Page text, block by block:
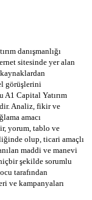
danışmanlığı
sitesinde yer alan
görüşlerini
A1 Capital Yatırım
Analiz, fikir ve
amacı
yorum, tablo ve
olup, ticari amaçlı
maddi ve manevi
şekilde sorumlu
tarafından
ve kampanyaları